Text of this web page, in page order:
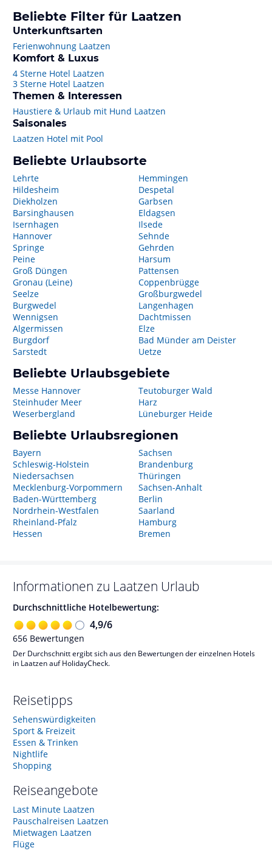
Beliebte Filter für Laatzen
Unterkunftsarten
Ferienwohnung Laatzen
Komfort & Luxus
4 Sterne Hotel Laatzen
3 Sterne Hotel Laatzen
Themen & Interessen
Haustiere & Urlaub mit Hund Laatzen
Saisonales
Laatzen Hotel mit Pool
Beliebte Urlaubsorte
Lehrte
Hildesheim
Diekholzen
Barsinghausen
Isernhagen
Hannover
Springe
Peine
Groß Düngen
Gronau (Leine)
Seelze
Burgwedel
Wennigsen
Algermissen
Burgdorf
Sarstedt
Hemmingen
Despetal
Garbsen
Eldagsen
Ilsede
Sehnde
Gehrden
Harsum
Pattensen
Coppenbrügge
Großburgwedel
Langenhagen
Dachtmissen
Elze
Bad Münder am Deister
Uetze
Beliebte Urlaubsgebiete
Messe Hannover
Steinhuder Meer
Weserbergland
Teutoburger Wald
Harz
Lüneburger Heide
Beliebte Urlaubsregionen
Bayern
Schleswig-Holstein
Niedersachsen
Mecklenburg-Vorpommern
Baden-Württemberg
Nordrhein-Westfalen
Rheinland-Pfalz
Hessen
Sachsen
Brandenburg
Thüringen
Sachsen-Anhalt
Berlin
Saarland
Hamburg
Bremen
Informationen zu Laatzen Urlaub
Durchschnittliche Hotelbewertung:
4,9/6
656 Bewertungen
Der Durchschnitt ergibt sich aus den Bewertungen der einzelnen Hotels
in Laatzen auf HolidayCheck.
Reisetipps
Sehenswürdigkeiten
Sport & Freizeit
Essen & Trinken
Nightlife
Shopping
Reiseangebote
Last Minute Laatzen
Pauschalreisen Laatzen
Mietwagen Laatzen
Flüge